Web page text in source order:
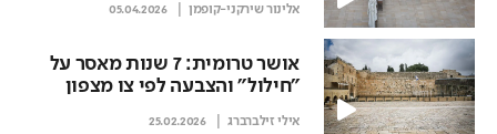
אלינור שירקני-קופמן 05.04.2026
אושר טרומית: 7 שנות מאסר על
"חילול" והצבעה לפי צו מצפון
אילי זילברברג 25.02.2026